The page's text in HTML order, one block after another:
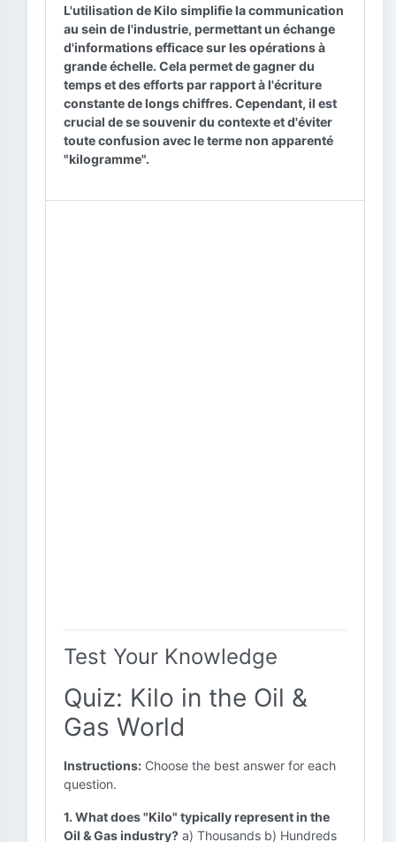
L'utilisation de Kilo simplifie la communication
au sein de l'industrie, permettant un échange
d'informations efficace sur les opérations à
grande échelle. Cela permet de gagner du
temps et des efforts par rapport à l'écriture
constante de longs chiffres. Cependant, il est
crucial de se souvenir du contexte et d'éviter
toute confusion avec le terme non apparenté
"kilogramme".
Test Your Knowledge
Quiz: Kilo in the Oil &
Gas World
Instructions: Choose the best answer for each
question.
1. What does "Kilo" typically represent in the
Oil & Gas industry? a) Thousands b) Hundreds